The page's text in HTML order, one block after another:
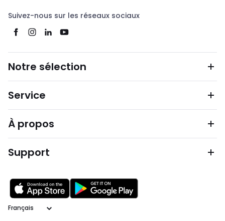
Suivez-nous sur les réseaux sociaux
Notre sélection
Service
À propos
Support
Langage